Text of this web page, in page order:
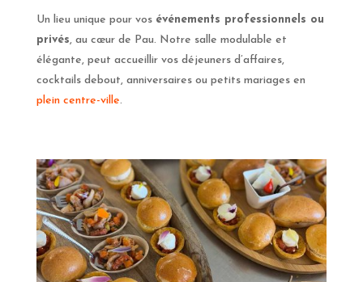
Un lieu unique pour vos événements professionnels ou
privés, au cœur de Pau. Notre salle modulable et
élégante, peut accueillir vos déjeuners d’affaires,
cocktails debout, anniversaires ou petits mariages en
plein centre-ville.